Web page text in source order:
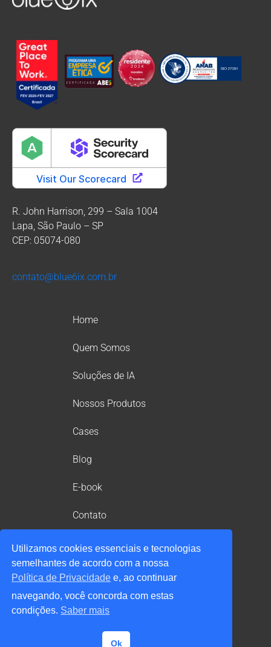
R. John Harrison, 299 – Sala 1004
Lapa, São Paulo – SP
CEP: 05074-080
contato@blue6ix.com.br
Home
Quem Somos
Soluções de IA
Nossos Produtos
Cases
Blog
E-book
Contato
Área do cliente
Política de Privacidade
Política de Compliance
Política de Cookies
DPO: Marco Astorga
Utilizamos cookies essenciais e tecnologias
semelhantes de acordo com a nossa
Política de Privacidade e, ao continuar
navegando, você concorda com estas
condições. Saber mais
Ok